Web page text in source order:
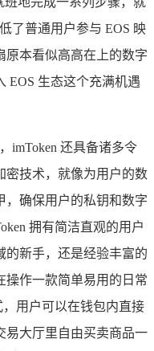
了普通用户参与 EOS 映
原本看似高高在上的数字
EOS 生态这个充满机遇
imToken 还具备诸多令
密技术，就像为用户的数
，确保用户的私钥和数字
拥有简洁直观的用户
的新手，还是经验丰富的
操作一款简单易用的日常
，用户可以在钱包内直接
易大厅里自由买卖商品一